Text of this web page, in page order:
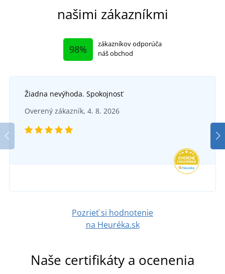
našimi zákazníkmi
98%
zákazníkov odporúča
náš obchod
Žiadna nevýhoda. Spokojnosť
Overený zákazník, 4. 8. 2026
Pozrieť si hodnotenie
na Heuréka.sk
Naše certifikáty a ocenenia